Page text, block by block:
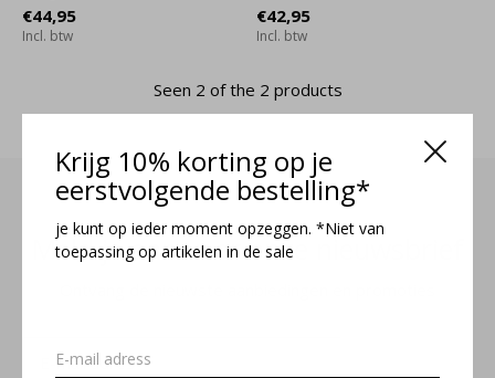
Krijg 10% korting op je
eerstvolgende bestelling*
je kunt op ieder moment opzeggen. *Niet van
toepassing op artikelen in de sale
€44,95
Incl. btw
€42,95
Incl. btw
Seen 2 of the 2 products
Meld je aan voor onze nieuwsbrief